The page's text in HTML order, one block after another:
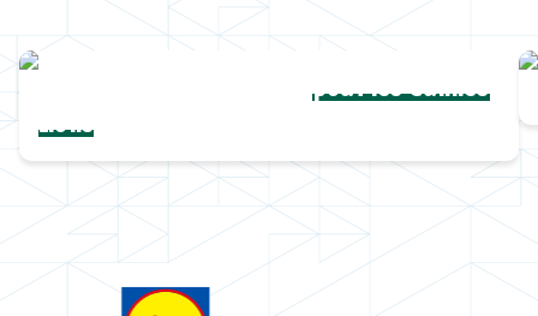
Une collection complètepour les Cannes
Lions